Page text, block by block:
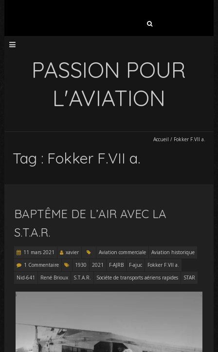
PASSION POUR
L'AVIATION
Accueil / Fokker F.VII a.
Tag : Fokker F.VII a.
BAPTÊME DE L’AIR AVEC LA
S.T.A.R.
11 mars 2021 xavier Aviation commerciale
Aviation historique
1 Commentaire
1930 2021 F-AJRB F-ajuc
Fokker F.VII a.
Nid-641
René Brioux S.T.A.R. Sociéte de transports aériens rapides STAR